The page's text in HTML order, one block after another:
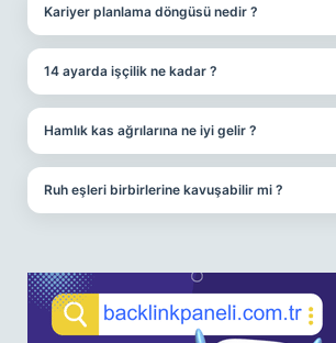
Kariyer planlama döngüsü nedir ?
14 ayarda işçilik ne kadar ?
Hamlık kas ağrılarına ne iyi gelir ?
Ruh eşleri birbirlerine kavuşabilir mi ?